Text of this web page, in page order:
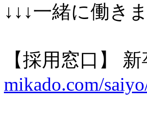
↓↓↓一緒に働き
【採用窓口】
mikado.com/